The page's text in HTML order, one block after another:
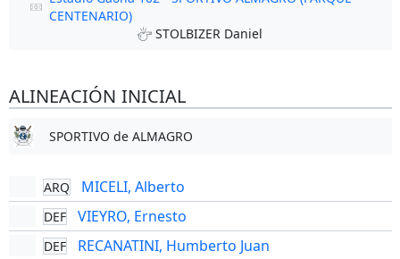
CENTENARIO)
STOLBIZER Daniel
ALINEACIÓN INICIAL
SPORTIVO de ALMAGRO
ARQ MICELI, Alberto
DEF VIEYRO, Ernesto
DEF RECANATINI, Humberto Juan